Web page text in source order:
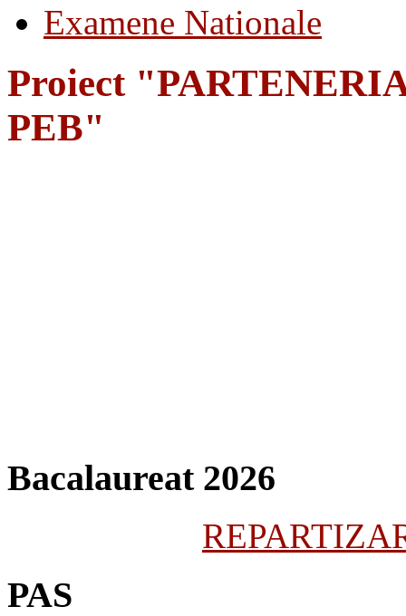
Examene Nationale
Proiect
PEB"
Bacalaureat 2026
PAS